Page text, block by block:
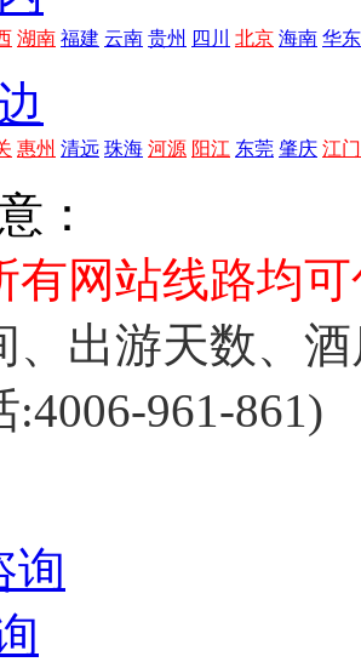
湖南 福建 云南 贵州 四川 北京 海南 华东
惠州 清远 珠海 河源 阳江 东莞 肇庆 江门
：
有网站线路均
、出游天数、
:4006-961-861)
询